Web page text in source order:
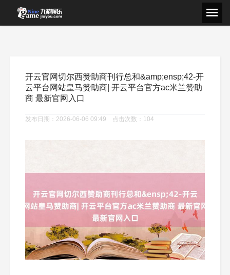
开云官网切尔西赞助商刊行总和&amp;ensp;42-开
云平台网站皇马赞助商| 开云平台官方ac米兰赞助
商 最新官网入口
发布日期：2026-06-06 09:49 点击次数：104